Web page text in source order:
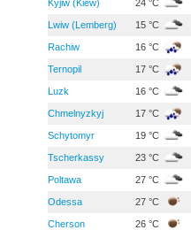
Kyjiw (Kiew)
24 °C
Lwiw (Lemberg) 15 °C
Rachiw 16 °C
Ternopil 17 °C
Luzk 16 °C
Chmelnyzkyj 17 °C
Schytomyr 19 °C
Tscherkassy 23 °C
Poltawa 27 °C
Odessa 27 °C
Cherson 26 °C